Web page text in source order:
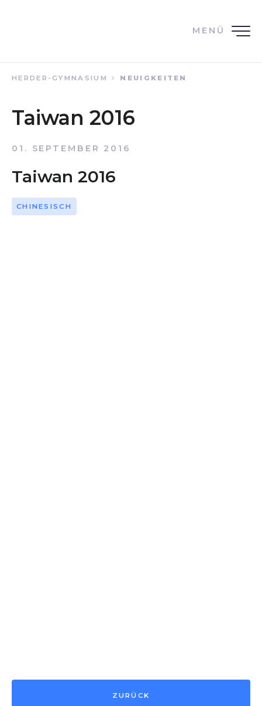
MENÜ
HERDER-GYMNASIUM NEUIGKEITEN
Taiwan 2016
01. SEPTEMBER 2016
Taiwan 2016
CHINESISCH
ZURÜCK